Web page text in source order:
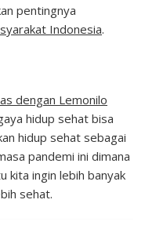
pentingnya
Indonesia.
dengan Lemonilo
hidup sehat bisa
hidup sehat sebagai
pandemi ini dimana
kita ingin lebih banyak
sehat.